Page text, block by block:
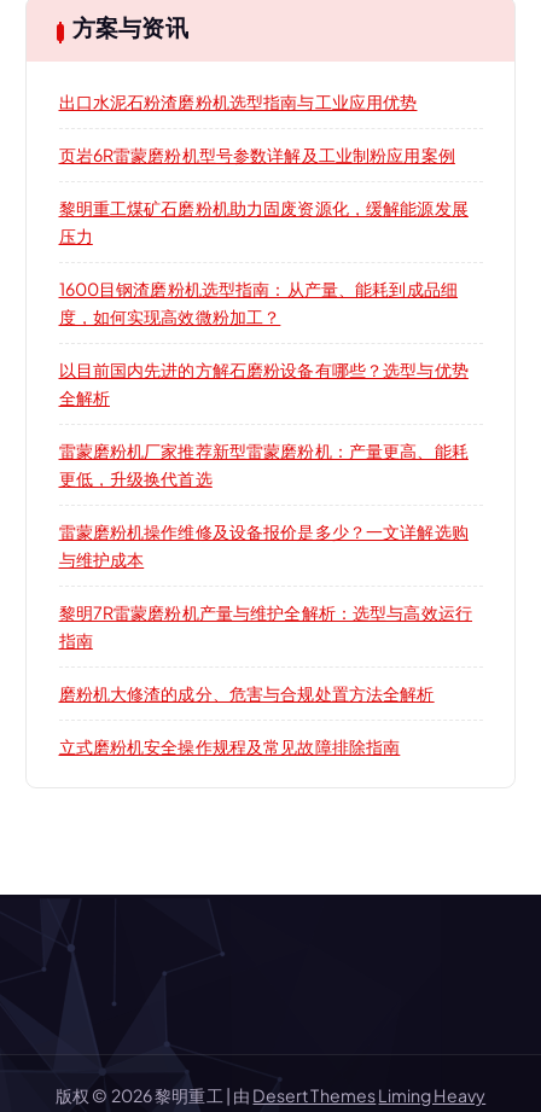
方案与资讯
出口水泥石粉渣磨粉机选型指南与工业应用优势
页岩6R雷蒙磨粉机型号参数详解及工业制粉应用案例
黎明重工煤矿石磨粉机助力固废资源化，缓解能源发展
压力
1600目钢渣磨粉机选型指南：从产量、能耗到成品细
度，如何实现高效微粉加工？
以目前国内先进的方解石磨粉设备有哪些？选型与优势
全解析
雷蒙磨粉机厂家推荐新型雷蒙磨粉机：产量更高、能耗
更低，升级换代首选
雷蒙磨粉机操作维修及设备报价是多少？一文详解选购
与维护成本
黎明7R雷蒙磨粉机产量与维护全解析：选型与高效运行
指南
磨粉机大修渣的成分、危害与合规处置方法全解析
立式磨粉机安全操作规程及常见故障排除指南
版权 © 2026 黎明重工 | 由 Desert ThemesLiming Heavy